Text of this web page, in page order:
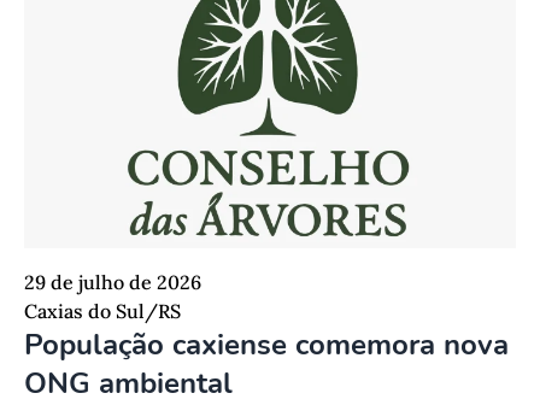
29 de julho de 2026
Caxias do Sul/RS
População caxiense comemora nova
ONG ambiental